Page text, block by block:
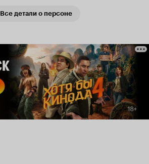
Все детали о персоне